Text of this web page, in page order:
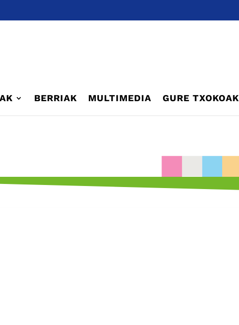
BERRIAK MULTIMEDIA GURE TXOKOAK